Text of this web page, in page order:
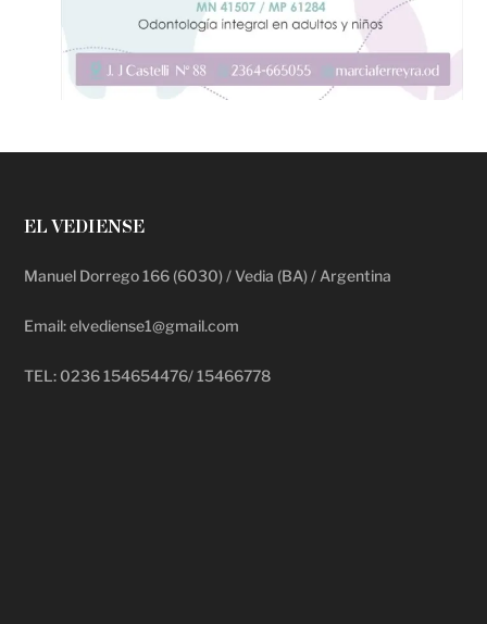
EL VEDIENSE
Manuel Dorrego 166 (6030) / Vedia (BA) / Argentina
Email: elvediense1@gmail.com
TEL: 0236 154654476/ 15466778